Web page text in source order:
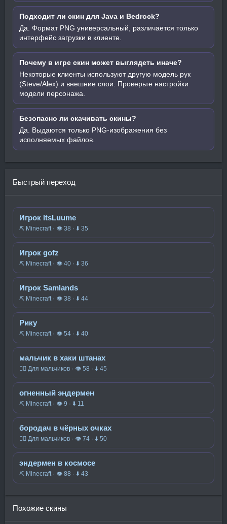
Подходит ли скин для Java и Bedrock?
Да. Формат PNG универсальный, различается только
интерфейс загрузки в клиенте.
Почему в игре скин может выглядеть иначе?
Некоторые клиенты используют другую модель рук
(Steve/Alex) и внешние слои. Проверьте настройки
модели персонажа.
Безопасно ли скачивать скины?
Да. Выдаются только PNG-изображения без
исполняемых файлов.
Быстрый переход
Игрок ItsLuume
⛏️ Minecraft · 👁 38 · ⬇ 35
Игрок gofz
⛏️ Minecraft · 👁 40 · ⬇ 36
Игрок Samlands
⛏️ Minecraft · 👁 38 · ⬇ 44
Рику
⛏️ Minecraft · 👁 54 · ⬇ 40
мальчик в хаки штанах
🧍‍♂️ Для мальчиков · 👁 58 · ⬇ 45
огненный эндермен
⛏️ Minecraft · 👁 9 · ⬇ 11
бородач в чёрных очках
🧍‍♂️ Для мальчиков · 👁 74 · ⬇ 50
эндермен в космосе
⛏️ Minecraft · 👁 88 · ⬇ 43
Похожие скины